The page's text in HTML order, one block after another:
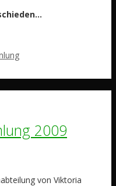
2009
von Viktoria